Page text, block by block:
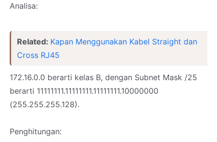
Analisa:
Related: Kapan Menggunakan Kabel Straight dan
Cross RJ45
172.16.0.0 berarti kelas B, dengan Subnet Mask /25
berarti 11111111.11111111.11111111.10000000
(255.255.255.128).
Penghitungan: